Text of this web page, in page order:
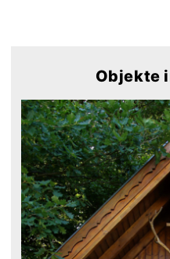
Objekte